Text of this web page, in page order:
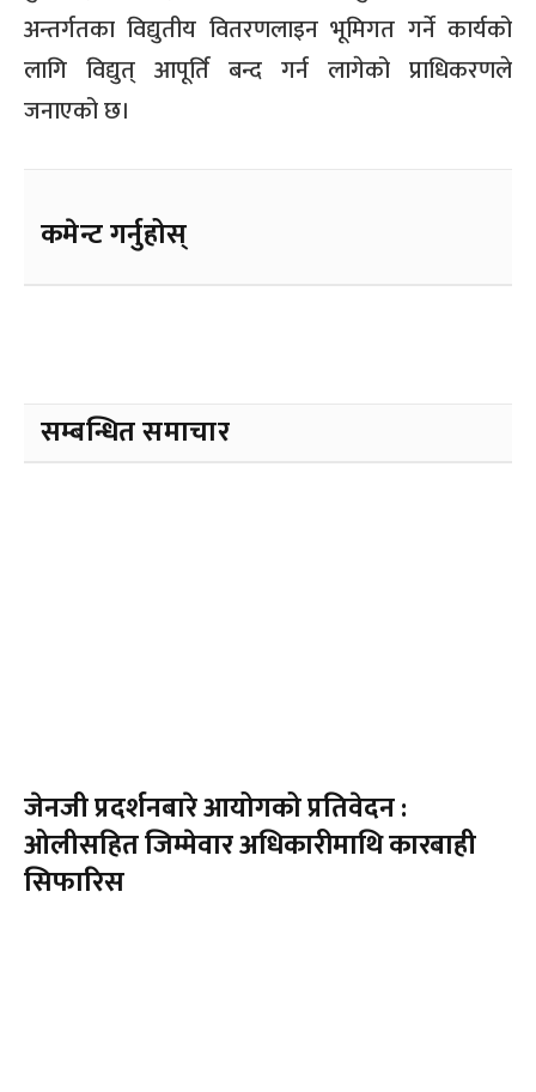
अन्तर्गतका विद्युतीय वितरणलाइन भूमिगत गर्ने कार्यको
लागि विद्युत् आपूर्ति बन्द गर्न लागेको प्राधिकरणले
जनाएको छ।
कमेन्ट गर्नुहोस्
सम्बन्धित समाचार
जेनजी प्रदर्शनबारे आयोगको प्रतिवेदन :
ओलीसहित जिम्मेवार अधिकारीमाथि कारबाही
सिफारिस